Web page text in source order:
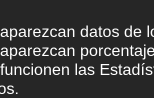
datos de
las